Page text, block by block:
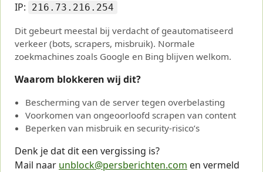
IP: 216.73.216.254
Dit gebeurt meestal bij verdacht of geautomatiseerd
verkeer (bots, scrapers, misbruik). Normale
zoekmachines zoals Google en Bing blijven welkom.
Waarom blokkeren wij dit?
Bescherming van de server tegen overbelasting
Voorkomen van ongeoorloofd scrapen van content
Beperken van misbruik en security-risico’s
Denk je dat dit een vergissing is?
Mail naar unblock@persberichten.com en vermeld